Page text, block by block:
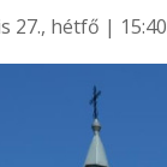
27., hétfő | 15:40